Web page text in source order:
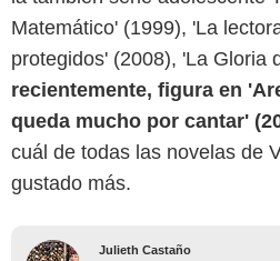
Matemático' (1999), 'La
protegidos' (2008), 'La Gloria
recientemente, figura en
queda mucho por cantar'
cuál de todas las novelas de
gustado más.
Julieth Castaño